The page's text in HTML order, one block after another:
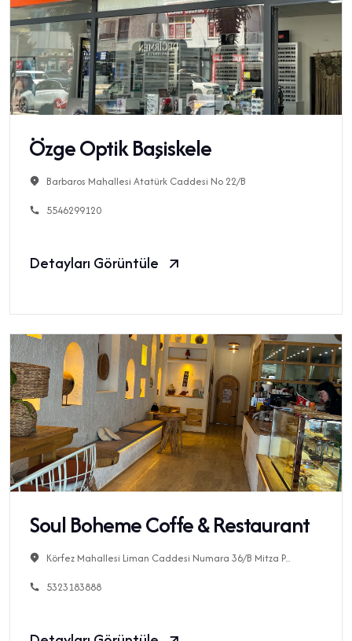
Özge Optik Başiskele
Barbaros Mahallesi Atatürk Caddesi No 22/B
5546299120
Detayları Görüntüle
Soul Boheme Coffe & Restaurant
Körfez Mahallesi Liman Caddesi Numara 36/B Mitza P...
5323183888